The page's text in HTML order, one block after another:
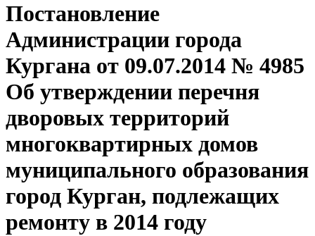
Постановление
Администрации города
Кургана от 09.07.2014 № 4985
Об утверждении перечня
дворовых территорий
многоквартирных домов
муниципального образования
город Курган, подлежащих
ремонту в 2014 году